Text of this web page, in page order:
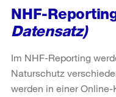
NHF-
Datensatz)
Im NHF-Reporting
Naturschutz
werden in einer